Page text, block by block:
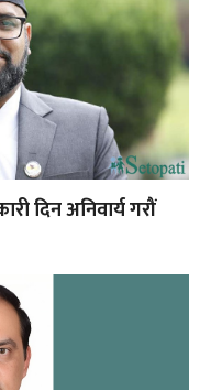
दिन अनिवार्य गरौं